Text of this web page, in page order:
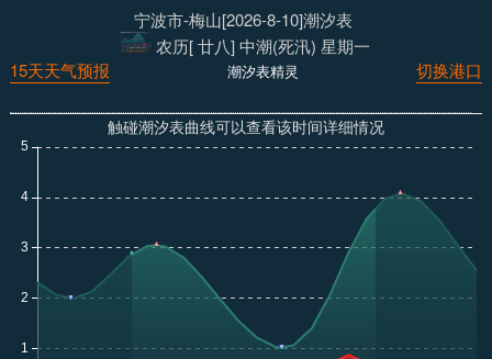
宁波市-梅山[2026-8-10]潮汐表
农历[ 廿八] 中潮(死汛) 星期一
切换港口
潮汐表精灵
15天天气预报
触碰潮汐表曲线可以查看该时间详细情况